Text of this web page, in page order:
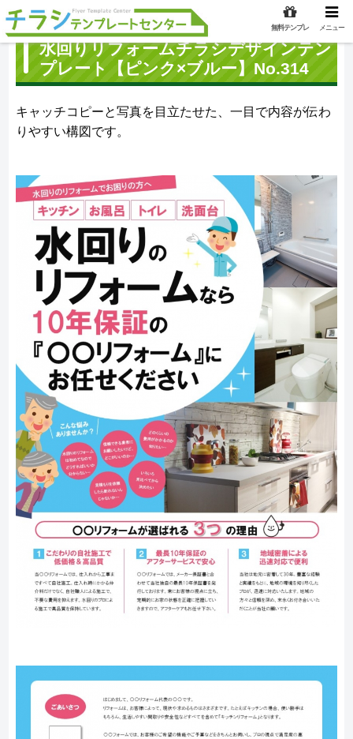
水回りリフォームチラシデザインテン
プレート【ピンク×ブルー】No.314
キャッチコピーと写真を目立たせた、一目で内容が伝わ
りやすい構図です。
無料テンプレ メニュー